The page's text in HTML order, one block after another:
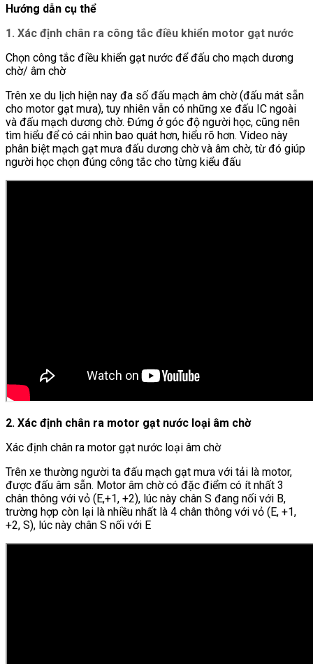
Hướng dẫn cụ thể
1. Xác định chân ra công tắc điều khiển motor gạt nước
Chọn công tắc điều khiển gạt nước để đấu cho mạch dương
chờ/ âm chờ
Trên xe du lịch hiện nay đa số đấu mạch âm chờ (đấu mát sẵn
cho motor gạt mưa), tuy nhiên vẫn có những xe đấu IC ngoài
và đấu mạch dương chờ. Đứng ở góc độ người học, cũng nên
tìm hiểu để có cái nhìn bao quát hơn, hiểu rõ hơn. Video này
phân biệt mạch gạt mưa đấu dương chờ và âm chờ, từ đó giúp
người học chọn đúng công tắc cho từng kiểu đấu
2. Xác định chân ra motor gạt nước loại âm chờ
Xác định chân ra motor gạt nước loại âm chờ
Trên xe thường người ta đấu mạch gạt mưa với tải là motor,
được đấu âm sẵn. Motor âm chờ có đặc điểm có ít nhất 3
chân thông với vỏ (E,+1, +2), lúc này chân S đang nối với B,
trường hợp còn lại là nhiều nhất là 4 chân thông với vỏ (E, +1,
+2, S), lúc này chân S nối với E